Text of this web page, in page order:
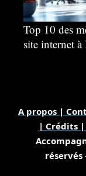
Top 10 des
site internet
A propos |
| Crédits